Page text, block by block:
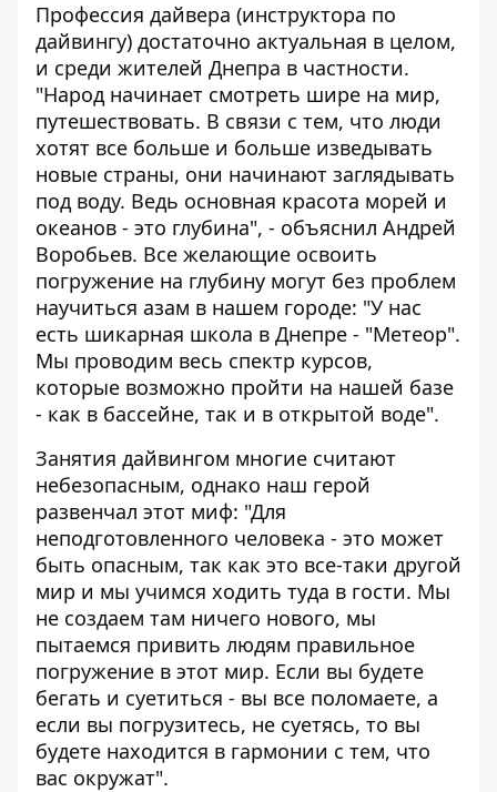
Профессия дайвера (инструктора по
дайвингу) достаточно актуальная в целом,
и среди жителей Днепра в частности.
"Народ начинает смотреть шире на мир,
путешествовать. В связи с тем, что люди
хотят все больше и больше изведывать
новые страны, они начинают заглядывать
под воду. Ведь основная красота морей и
океанов - это глубина", - объяснил Андрей
Воробьев. Все желающие освоить
погружение на глубину могут без проблем
научиться азам в нашем городе: "У нас
есть шикарная школа в Днепре - "Метеор".
Мы проводим весь спектр курсов,
которые возможно пройти на нашей базе
- как в бассейне, так и в открытой воде".
Занятия дайвингом многие считают
небезопасным, однако наш герой
развенчал этот миф: "Для
неподготовленного человека - это может
быть опасным, так как это все-таки другой
мир и мы учимся ходить туда в гости. Мы
не создаем там ничего нового, мы
пытаемся привить людям правильное
погружение в этот мир. Если вы будете
бегать и суетиться - вы все поломаете, а
если вы погрузитесь, не суетясь, то вы
будете находится в гармонии с тем, что
вас окружат".